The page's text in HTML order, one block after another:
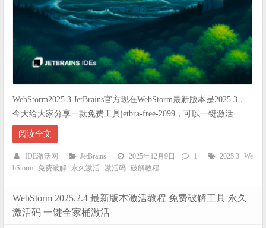
WebStorm2025.3 JetBrains官方现在WebStorm最新版本是2025.3，
今天给大家分享一款免费工具jetbra-free-2099，可以一键激活 ...
阅读全文
IDE激活网 JetBrains 2025年12月9日 1 2025.3 We
bStorm 免费破解 永久激活 激活码 破解教程
WebStorm 2025.2.4 最新版本激活教程 免费破解工具 永久
激活码 一键全家桶激活